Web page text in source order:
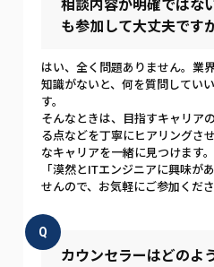
相談内容が明確ではな
も参加して大丈夫です
はい、全く問題ありません。業
知識がないと、何を質問してい
す。
そんなときは、目指すキャリア
る点などを丁寧にヒアリングさ
なキャリアを一緒に見つけます。
「漠然とITエンジニアに興味が
せんので、お気軽にご参加くださ
Q
カウンセラーはどのよ